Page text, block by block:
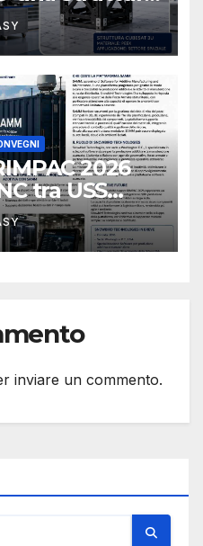
PEEK
2026
tra USS
Barracks
inviare un commento.